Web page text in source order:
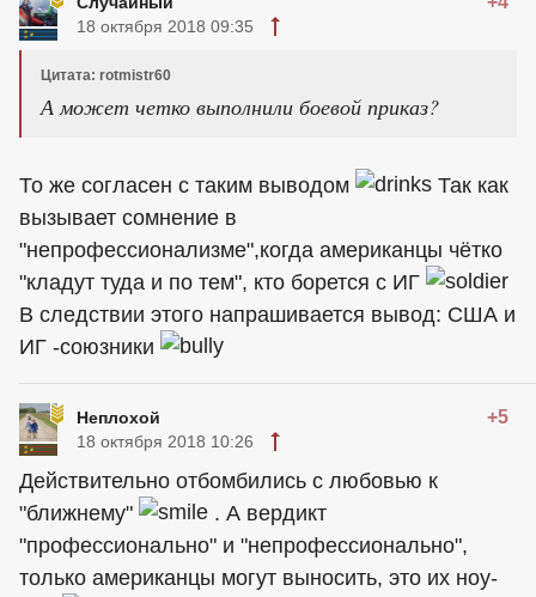
18 октября 2018 09:35
Цитата: rotmistr60
А может четко выполнили боевой приказ?
То же согласен с таким выводом
Так как
вызывает сомнение в
"непрофессионализме",когда американцы чётко
"кладут туда и по тем", кто борется с ИГ
В следствии этого напрашивается вывод: США и
ИГ -союзники
Неплохой +5
18 октября 2018 10:26
Действительно отбомбились с любовью к
"ближнему"
. А вердикт
"профессионально" и "непрофессионально",
только американцы могут выносить, это их ноу-